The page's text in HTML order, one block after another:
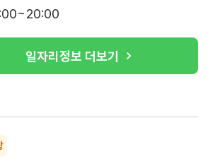
일자리정보 더보기